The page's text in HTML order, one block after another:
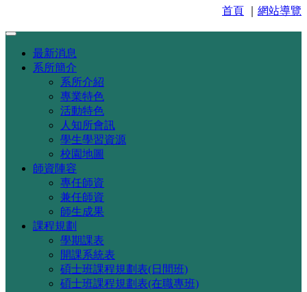
首頁 網站導覽
最新消息
系所簡介
系所介紹
專業特色
活動特色
人知所會訊
學生學習資源
校園地圖
師資陣容
專任師資
兼任師資
師生成果
課程規劃
學期課表
開課系統表
碩士班課程規劃表(日間班)
碩士班課程規劃表(在職專班)